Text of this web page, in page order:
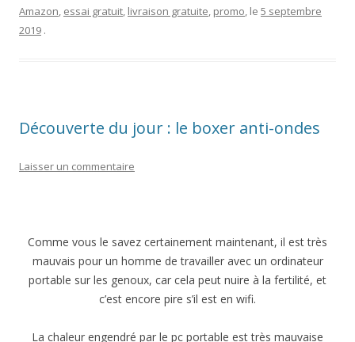
Amazon, essai gratuit, livraison gratuite, promo, le 5 septembre
2019 .
Découverte du jour : le boxer anti-ondes
Laisser un commentaire
Comme vous le savez certainement maintenant, il est très
mauvais pour un homme de travailler avec un ordinateur
portable sur les genoux, car cela peut nuire à la fertilité, et
c’est encore pire s’il est en wifi.
La chaleur engendré par le pc portable est très mauvaise